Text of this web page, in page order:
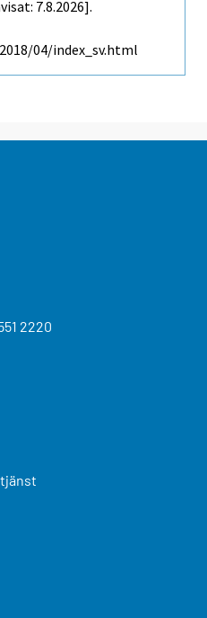
7.8.2026].
04/index_sv.html
2220